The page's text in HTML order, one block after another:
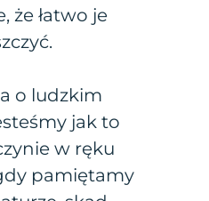
że łatwo je
o ludzkim
jak to
w ręku
pamiętamy